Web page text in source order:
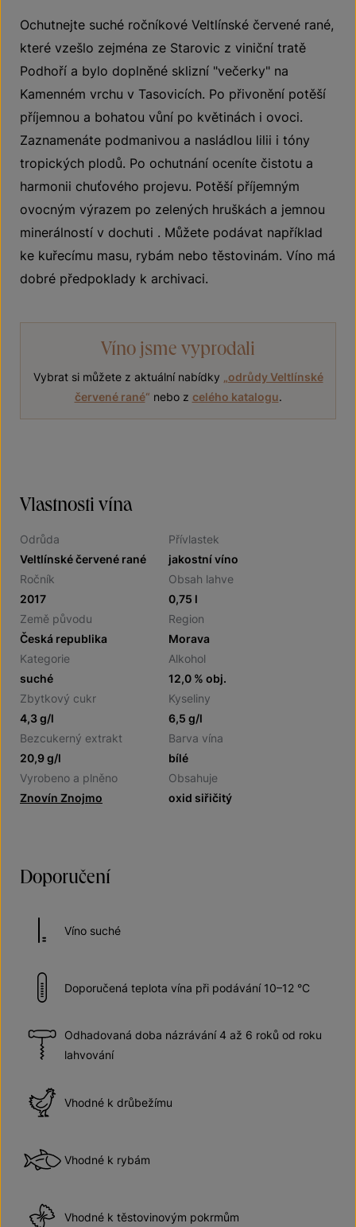
Ochutnejte suché ročníkové Veltlínské červené rané,
které vzešlo zejména ze Starovic z viniční tratě
Podhoří a bylo doplněné sklizní "večerky" na
Kamenném vrchu v Tasovicích. Po přivonění potěší
příjemnou a bohatou vůní po květinách i ovoci.
Zaznamenáte podmanivou a nasládlou lilii i tóny
tropických plodů. Po ochutnání oceníte čistotu a
harmonii chuťového projevu. Potěší příjemným
ovocným výrazem po zelených hruškách a jemnou
minerálností v dochuti . Můžete podávat například
ke kuřecímu masu, rybám nebo těstovinám. Víno má
dobré předpoklady k archivaci.
Víno jsme vyprodali
Vybrat si můžete z aktuální nabídky
odrůdy Veltlínské
červené rané“ nebo z celého katalogu.
Vlastnosti vína
Odrůda
Veltlínské červené rané
Přívlastek
jakostní víno
Ročník
2017
Obsah lahve
0,75 l
Země původu
Česká republika
Region
Morava
Kategorie
suché
Alkohol
12,0 % obj.
Zbytkový cukr
4,3 g/l
Kyseliny
6,5 g/l
Bezcukerný extrakt
20,9 g/l
Barva vína
bílé
Vyrobeno a plněno
Znovín Znojmo
Obsahuje
oxid siřičitý
Doporučení
Víno suché
Doporučená teplota vína při podávání 10–12 °C
Odhadovaná doba názrávání 4 až 6 roků od roku
lahvování
Vhodné k drůbežímu
Vhodné k rybám
Vhodné k těstovinovým pokrmům